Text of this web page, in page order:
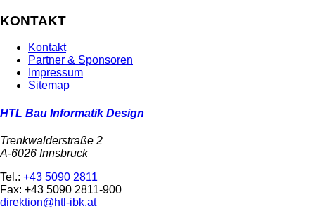
KONTAKT
Kontakt
Partner & Sponsoren
Impressum
Sitemap
HTL Bau Informatik Design
Trenkwalderstraße 2
A-6026 Innsbruck
Tel.: +43 5090 2811
Fax: +43 5090 2811-900
direktion@htl-ibk.at